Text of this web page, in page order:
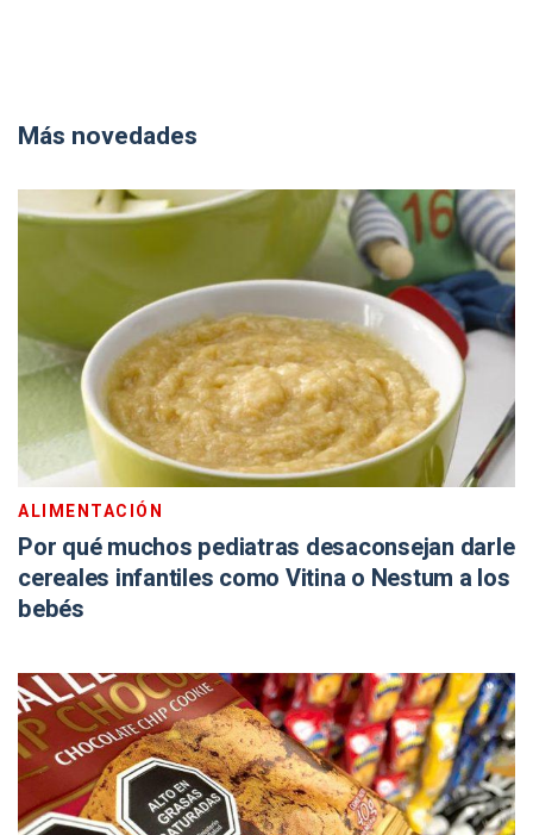
Más novedades
ALIMENTACIÓN
Por qué muchos pediatras desaconsejan darle
cereales infantiles como Vitina o Nestum a los
bebés